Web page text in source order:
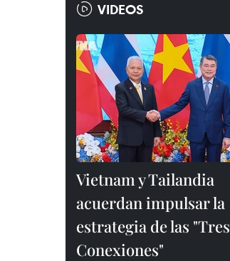
VIDEOS
Vietnam y Tailandia
acuerdan impulsar la
estrategia de las "Tres
Conexiones"